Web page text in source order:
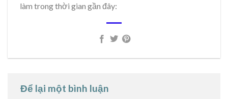
làm trong thời gian gần đây:
Để lại một bình luận